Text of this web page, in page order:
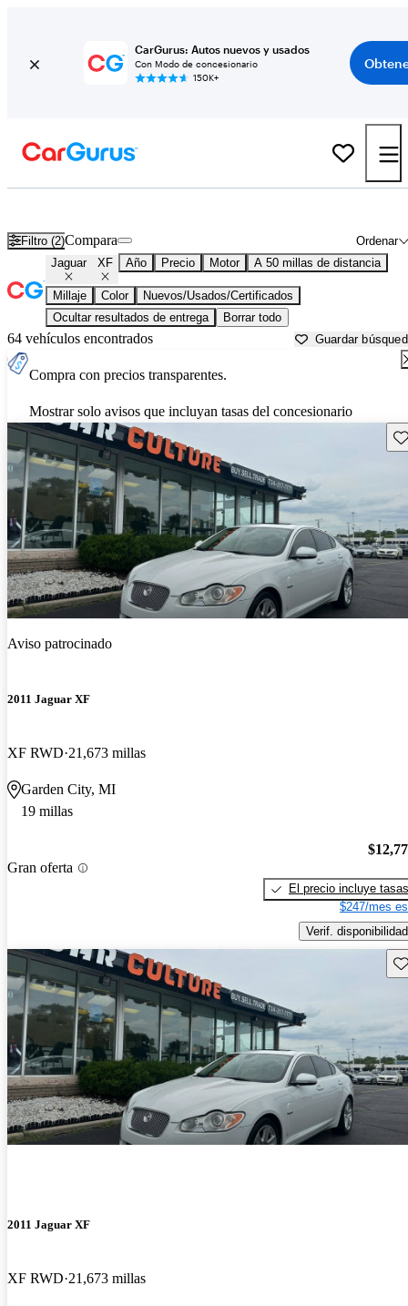
CarGurus: Autos nuevos y usados
Con Modo de concesionario
150K+
Filtro (2) Ordenar
Compara
Jaguar XF Año Precio Motor A 50 millas de distancia
Millaje Color
Nuevos/Usados/Certificados
Ocultar resultados de entrega
Borrar todo
64 vehículos encontrados Guardar
Compra con precios transparentes.
Mostrar solo avisos que incluyan tasas del concesionario
Aviso patrocinado
2011 Jaguar XF
XF RWD 21,673 millas
Garden City, MI
19 millas
Gran oferta
El precio incluye tasas
$247/mes
Verif. disponibilidad
2011 Jaguar XF
XF RWD 21,673 millas